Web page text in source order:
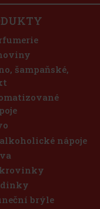
a Svatovavřinecké a
vinařské obce
originální
které
zlatavými odlesky.
černý rybíz, kdoule a j
250 Kč
Do košíku
Akce
šampaňské,
nápoje
brýle